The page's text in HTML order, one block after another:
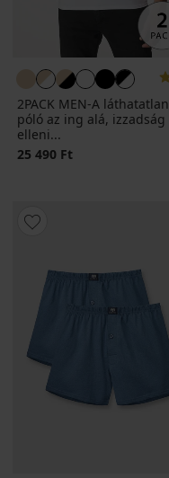
2PACK MEN-A láthatatlan
póló az ing alá, izzadság
elleni...
25 490 Ft